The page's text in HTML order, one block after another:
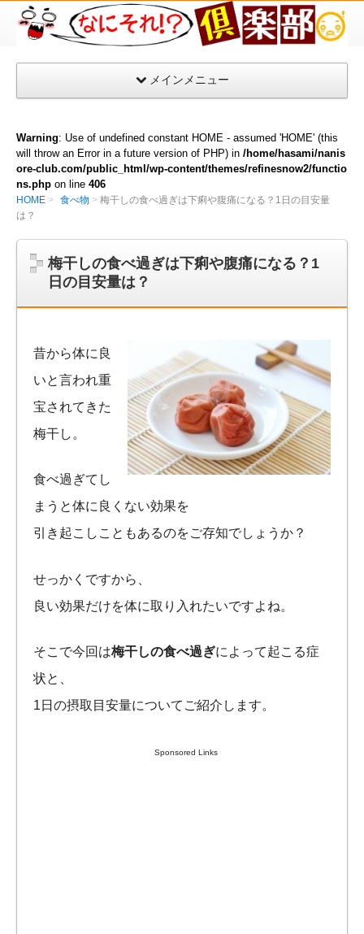
な
そ
部
メインメニュー
Warning: Use of undefined constant HOME - assumed 'HOME' (this
will throw an Error in a future version of PHP) in /home/hasami/nanis
ore-club.com/public_html/wp-content/themes/refinesnow2/functio
ns.php on line 406
HOME 食べ物
梅干しの食べ過ぎは下痢や腹痛になる？1日の目安量
は？
梅干しの食べ過ぎは下痢や腹痛になる？1
日の目安量は？
昔から体に良
いと言われ重
宝されてきた
梅干し。
食べ過ぎてし
まうと体に良くない効果を
引き起こしこともあるのをご存知でしょうか？
せっかくですから、
良い効果だけを体に取り入れたいですよね。
そこで今回は梅干しの食べ過ぎによって起こる症
状と、
1日の摂取目安量についてご紹介します。
Sponsored Links